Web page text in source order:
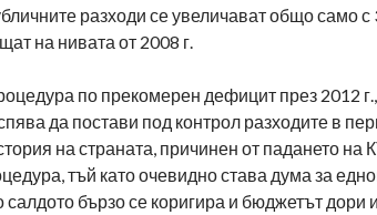
разходи се увеличават общо
на нивата от 2008 г.
по прекомерен дефицит през 2012
да постави под контрол разходите в
на страната, причинен от падането на
тъй като очевидно става дума за
салдото бързо се коригира и бюджетът